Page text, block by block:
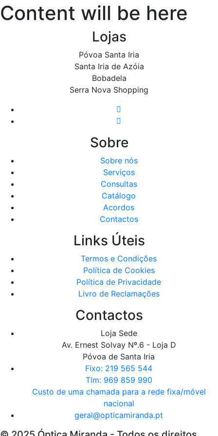
Content will be here
Lojas
Póvoa Santa Iria
Santa Iria de Azóia
Bobadela
Serra Nova Shopping
Sobre
Sobre nós
Serviços
Consultas
Catálogo
Acordos
Contactos
Links Úteis
Termos e Condições
Política de Cookies
Política de Privacidade
Livro de Reclamações
Contactos
Loja Sede
Av. Ernest Solvay Nº.6 - Loja D
Póvoa de Santa Iria
Fixo: 219 565 544
Tlm: 969 859 990
Custo de uma chamada para a rede fixa/móvel
nacional
geral@opticamiranda.pt